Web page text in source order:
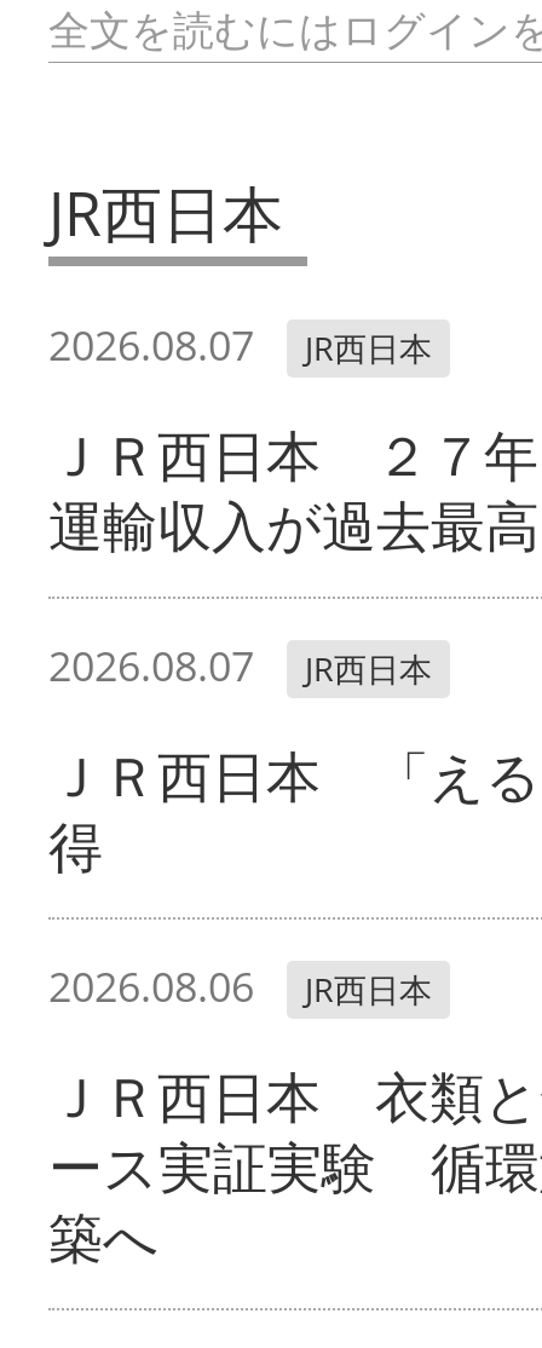
全文を読むにはログイン
JR西日本
2026.08.07 JR西日本
ＪＲ西日本 ２７
運輸収入が過去最高
2026.08.07 JR西日本
ＪＲ西日本 「え
得
2026.08.06 JR西日本
ＪＲ西日本 衣類
ース実証実験 循
築へ